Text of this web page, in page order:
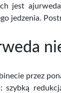
jest
jedzenia.
przez
szybką